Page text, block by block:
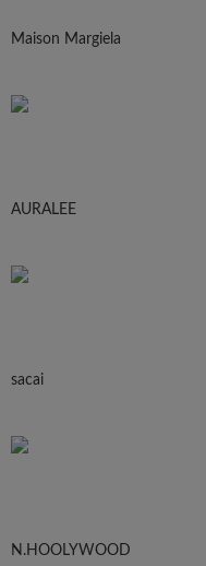
Maison Margiela
AURALEE
sacai
N.HOOLYWOOD